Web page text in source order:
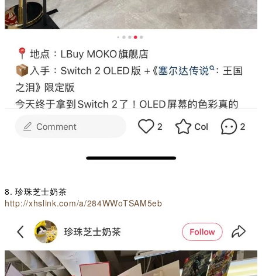
8. 珍珠芝士奶茶
http://xhslink.com/a/284WWoTSAM5eb